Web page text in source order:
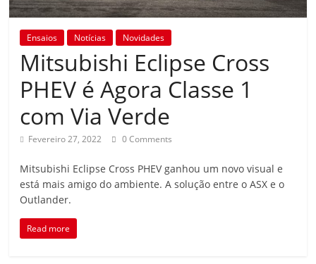
Ensaios Notícias Novidades
Mitsubishi Eclipse Cross
PHEV é Agora Classe 1
com Via Verde
Fevereiro 27, 2022 0 Comments
Mitsubishi Eclipse Cross PHEV ganhou um novo visual e
está mais amigo do ambiente. A solução entre o ASX e o
Outlander.
Read more